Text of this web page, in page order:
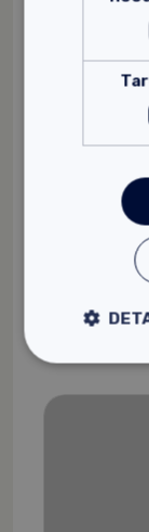
Slijtvast
Vanaf